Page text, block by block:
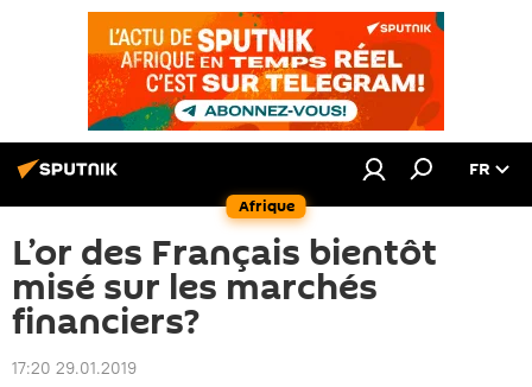
Afrique
FR
L’or des Français bientôt
misé sur les marchés
financiers?
17:20 29.01.2019